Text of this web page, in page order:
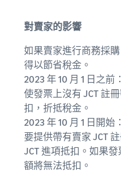
對賣家的影響
如果賣家進行商務採
得以節省稅金。
2023 年 10 月 1 日之
使發票上沒有 JCT 註
扣，折抵稅金。
2023 年 10 月 1 日開
要提供帶有賣家 JCT
JCT 進項抵扣。如果
額將無法抵扣。